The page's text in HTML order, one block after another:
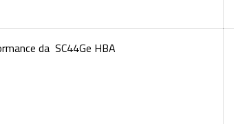
da SC44Ge HBA